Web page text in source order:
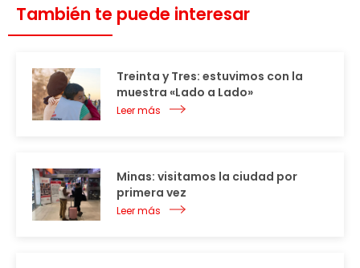
También te puede interesar
Treinta y Tres: estuvimos con la
muestra «Lado a Lado»
Leer más
Minas: visitamos la ciudad por
primera vez
Leer más